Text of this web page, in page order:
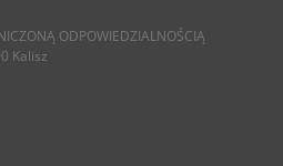
ODPOWIEDZIALNOŚCIĄ
Kalisz